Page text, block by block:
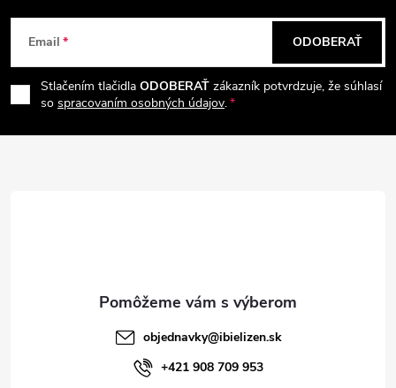
Z
á
p
Email
Stlačením tlačidla ODOBERAŤ zákazník potvrdzuje, že súhlasí
so spracovaním osobných údajov.
ODOBERAŤ
objednavky@ibielizen.sk
+421 908 709 953